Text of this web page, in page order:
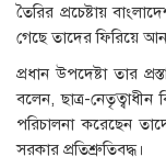
তৈরির প্রচেষ্টায়
গেছে তাদের ফিরিয়ে
প্রধান উপদেষ্টা তার
বলেন, ছাত্র-
পরিচালনা করেছেন
সরকার প্রতিশ্রুতিবদ্ধ।